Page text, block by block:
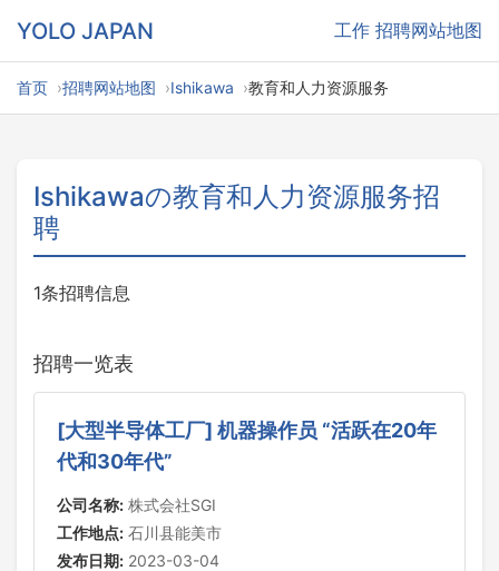
YOLO JAPAN 工作 招聘网站地图
首页 招聘网站地图 Ishikawa 教育和人力资源服务
Ishikawaの教育和人力资源服务招
聘
1条招聘信息
招聘一览表
[大型半导体工厂] 机器操作员 “活跃在20年
代和30年代”
公司名称: 株式会社SGI
工作地点: 石川县能美市
发布日期: 2023-03-04